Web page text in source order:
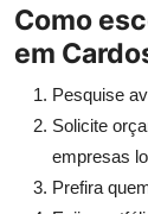
Como
em
Pesquise
Solicite
empresas
Prefira